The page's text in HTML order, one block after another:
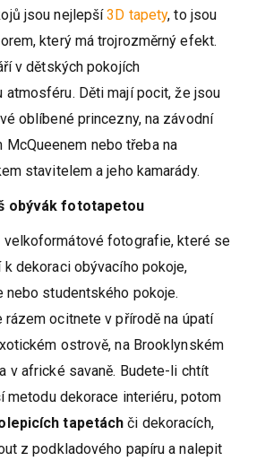
jsou nejlepší3D tapety, to jsou
který má trojrozměrný efekt.
v dětských pokojích
atmosféru. Děti mají pocit, že jsou
oblíbené princezny, na závodní
nebo třeba na
stavitelem a jeho kamarády.
obývák fototapetou
velkoformátové fotografie, které se
dekoraci obývacího pokoje,
nebo studentského pokoje.
rázem ocitnete v přírodě na úpatí
ostrově, na Brooklynském
v africké savaně. Budete-li chtít
metodu dekorace interiéru, potom
tapetách či dekoracích,
z podkladového papíru a nalepit